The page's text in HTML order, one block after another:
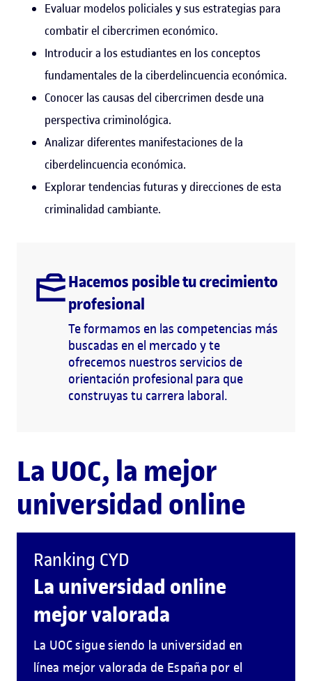
Evaluar modelos policiales y sus estrategias para
combatir el cibercrimen económico.
Introducir a los estudiantes en los conceptos
fundamentales de la ciberdelincuencia económica.
Conocer las causas del cibercrimen desde una
perspectiva criminológica.
Analizar diferentes manifestaciones de la
ciberdelincuencia económica.
Explorar tendencias futuras y direcciones de esta
criminalidad cambiante.
Hacemos posible tu crecimiento
profesional
Te formamos en las competencias más
buscadas en el mercado y te
ofrecemos nuestros servicios de
orientación profesional para que
construyas tu carrera laboral.
La UOC, la mejor
universidad online
Ranking CYD
La universidad online
mejor valorada
La UOC sigue siendo la universidad en
línea mejor valorada de España por el